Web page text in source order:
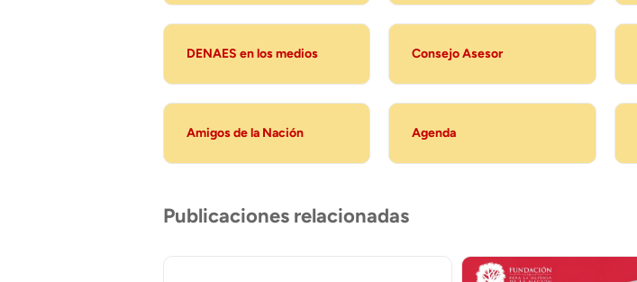
DENAES en los medios Consejo Asesor
Amigos de la Nación Agenda
Publicaciones relacionadas